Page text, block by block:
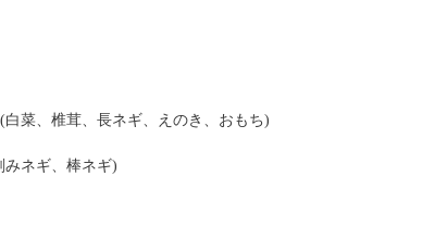
白菜、椎茸、長ネギ、えのき、おもち)
みネギ、棒ネギ)